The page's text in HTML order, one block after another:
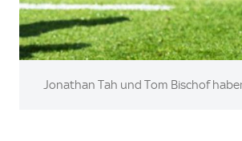
Image:
Jonathan Tah und Tom Bischof